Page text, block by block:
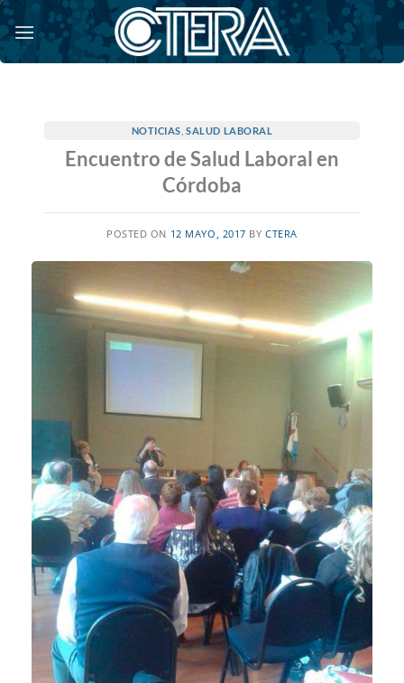
Saltar
al
contenido
NOTICIAS ,SALUD LABORAL
Encuentro de Salud Laboral en
Córdoba
POSTED ON 12 MAYO, 2017 BYCTERA